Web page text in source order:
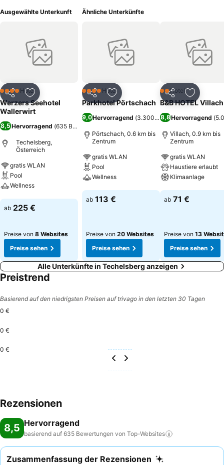
und Sonnenschirmen • Wellness mit dem Wörthersee-Plus: Finnische
Am Zimmer befindet sich die praktische Badetasche mit Bademantel
und Badetüchern • Vielfältige Sport- und Freizeitmöglichkeiten:
Wassersport, Tennis- und Golfplätze in unmittelbarer Nähe mit
Kostenloser Verleih von Fahrrädern und Nordic Walking-Stöcken •
Kostenloser Hotelparkplatz • Kostenloser Internetcorner und
kostenloses W-Lan
Ausgewählte Unterkunft
Teilen Zu Favoriten hinzufügen
4 SterneHotel
Werzers Seehotel
Wallerwirt
8,5Hervorragend (635 Bewertungen
Techelsberg,
Österreich
gratis WLAN
Pool
Wellness
Preise sehen
ab 225 €
Preise von 8 Websites
Preise sehen
Ähnliche Unterkünfte
Teilen Zu Favoriten hinzufügen
4 SterneHotel
Parkhotel Pörtschach
9,0Hervorragend (3.300 Bewertungen)
Pörtschach, 0.6 km bis
Zentrum
gratis WLAN
Pool
Wellness
Preise sehen
ab 113 €
Preise von 20 Websites
Preise sehen
Teilen Zu
2 Sterne
Hotel
B&B HOTEL Villach
8,8Hervorragend (
Villach, 0.9 km bis
Zentrum
gratis WLAN
Haustiere erlaubt
Klimaanlage
Preise sehen
ab 71 €
Preise von 13
Preise sehen
Alle Unterkünfte in Techelsberg anzeigen
Preistrend
Basierend auf den niedrigsten Preisen auf trivago in den letzten 30 Tagen
0 €
0 €
0 €
Rezensionen
8,5 Hervorragend
basierend auf 635 Bewertungen von Top-Websites
Zusammenfassung der Rezensionen